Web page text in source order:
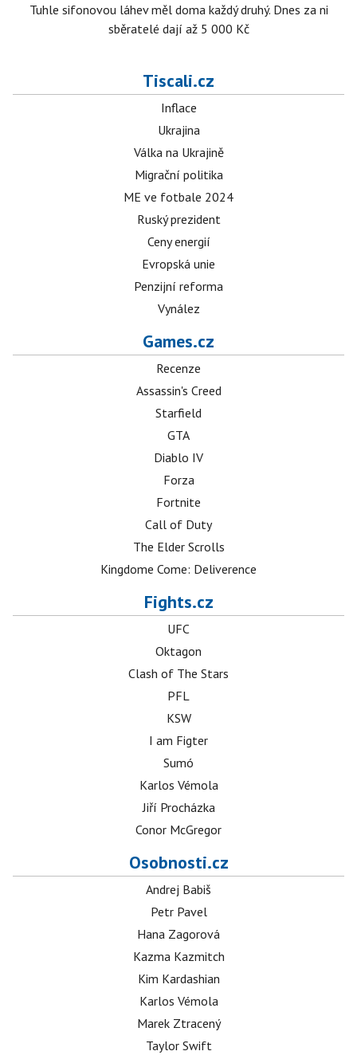
Tuhle sifonovou láhev měl doma každý druhý. Dnes za ni
sběratelé dají až 5 000 Kč
Tiscali.cz
Inflace
Ukrajina
Válka na Ukrajině
Migrační politika
ME ve fotbale 2024
Ruský prezident
Ceny energií
Evropská unie
Penzijní reforma
Vynález
Games.cz
Recenze
Assassin's Creed
Starfield
GTA
Diablo IV
Forza
Fortnite
Call of Duty
The Elder Scrolls
Kingdome Come: Deliverence
Fights.cz
UFC
Oktagon
Clash of The Stars
PFL
KSW
I am Figter
Sumó
Karlos Vémola
Jiří Procházka
Conor McGregor
Osobnosti.cz
Andrej Babiš
Petr Pavel
Hana Zagorová
Kazma Kazmitch
Kim Kardashian
Karlos Vémola
Marek Ztracený
Taylor Swift